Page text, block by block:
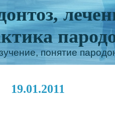
понятие
19.01.2011